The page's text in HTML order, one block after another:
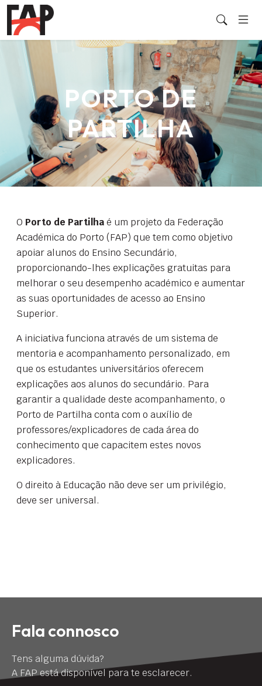
PORTO DE
PARTILHA
O Porto de Partilhaé um projeto da Federação
Académica do Porto (FAP) que tem como objetivo
apoiar alunos do Ensino Secundário,
proporcionando-lhes explicações gratuitas para
melhorar o seu desempenho académico e aumentar
as suas oportunidades de acesso ao Ensino
Superior.
A iniciativa funciona através de um sistema de
mentoria e acompanhamento personalizado, em
que os estudantes universitários oferecem
explicações aos alunos do secundário. Para
garantir a qualidade deste acompanhamento, o
Porto de Partilha conta com o auxílio de
professores/explicadores de cada área do
conhecimento que capacitem estes novos
explicadores.
O direito à Educação não deve ser um privilégio,
deve ser universal.
Fala connosco
Tens alguma dúvida?
A FAP está disponível para te esclarecer.